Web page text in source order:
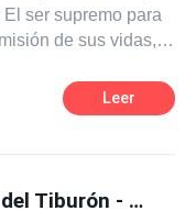
ser supremo para
de sus vidas,
se
Leer
La Élite - El Libro del Tiburón - Libro 2